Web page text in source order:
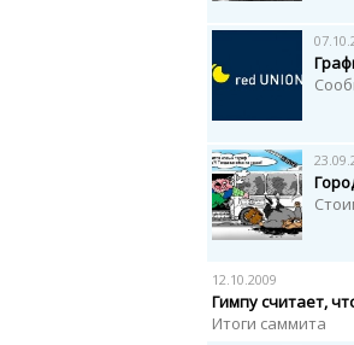
12.10.2009
Гимпу считает,
Итоги саммита